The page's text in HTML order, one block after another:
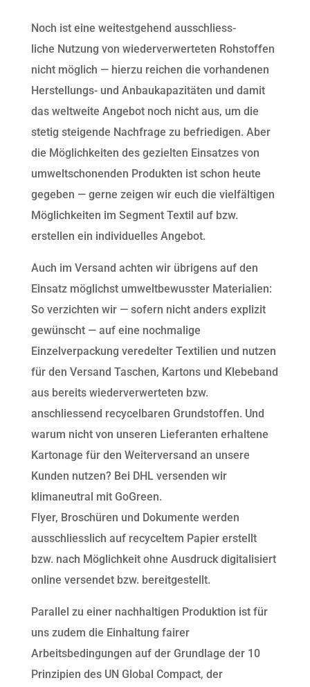
Noch ist eine weitestgehend ausschliess-
liche Nutzung von wiederverwerteten Rohstoffen
nicht möglich — hierzu reichen die vorhandenen
Herstellungs- und Anbaukapazitäten und damit
das weltweite Angebot noch nicht aus, um die
stetig steigende Nachfrage zu befriedigen. Aber
die Möglichkeiten des gezielten Einsatzes von
umweltschonenden Produkten ist schon heute
gegeben — gerne zeigen wir euch die vielfältigen
Möglichkeiten im Segment Textil auf bzw.
erstellen ein individuelles Angebot.
Auch im Versand achten wir übrigens auf den
Einsatz möglichst umweltbewusster Materialien:
So verzichten wir — sofern nicht anders explizit
gewünscht — auf eine nochmalige
Einzelverpackung veredelter Textilien und nutzen
für den Versand Taschen, Kartons und Klebeband
aus bereits wiederverwerteten bzw.
anschliessend recycelbaren Grundstoffen. Und
warum nicht von unseren Lieferanten erhaltene
Kartonage für den Weiterversand an unsere
Kunden nutzen? Bei DHL versenden wir
klimaneutral mit GoGreen.
Flyer, Broschüren und Dokumente werden
ausschliesslich auf recyceltem Papier erstellt
bzw. nach Möglichkeit ohne Ausdruck digitalisiert
online versendet bzw. bereitgestellt.
Parallel zu einer nachhaltigen Produktion ist für
uns zudem die Einhaltung fairer
Arbeitsbedingungen auf der Grundlage der 10
Prinzipien des UN Global Compact, der